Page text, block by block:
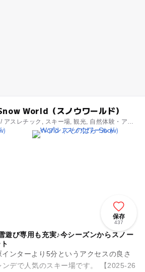
World（スノウワールド）
アスレチック, スキー場, 観光, 自然体験・アク
保存
437
遊び専用も充実♪今シーズンからスノー
ンターより5分というアクセスの良さ
デで人気のスキー場です。 【2025-26